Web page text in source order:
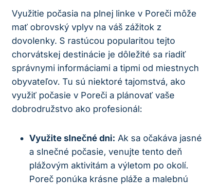
Využitie‌ počasia ​na ⁣plnej linke⁣ v Poreči môže
⁤mať obrovský vplyv ⁣na⁣ váš zážitok​ z⁣
dovolenky. ​S rastúcou popularitou tejto
chorvátskej destinácie ⁣je dôležité sa riadiť
správnymi informáciami a tipmi od miestnych
obyvateľov. Tu sú niektoré ​tajomstvá,⁢ ako
využiť počasie v Poreči ⁢a plánovať vaše
dobrodružstvo ⁣ako profesionál:
Využite slnečné‌ dni: Ak ⁤sa očakáva jasné
a ​slnečné počasie, venujte tento deň
plážovým aktivitám a ⁢výletom po okolí.
Poreč ponúka krásne pláže a malebnú